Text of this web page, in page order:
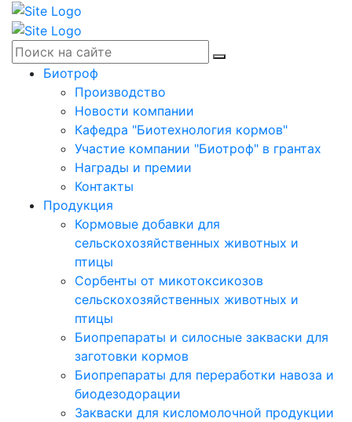
Биотроф
Производство
Новости компании
Кафедра "Биотехнология кормов"
Участие компании "Биотроф" в грантах
Награды и премии
Контакты
Продукция
Кормовые добавки для
сельскохозяйственных животных и
птицы
Сорбенты от микотоксикозов
сельскохозяйственных животных и
птицы
Биопрепараты и силосные закваски для
заготовки кормов
Биопрепараты для переработки навоза и
биодезодорации
Закваски для кисломолочной продукции